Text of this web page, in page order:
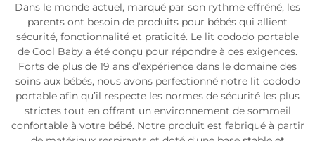
Dans le monde actuel, marqué par son rythme effréné, les
parents ont besoin de produits pour bébés qui allient
sécurité, fonctionnalité et praticité. Le lit cododo portable
de Cool Baby a été conçu pour répondre à ces exigences.
Forts de plus de 19 ans d’expérience dans le domaine des
soins aux bébés, nous avons perfectionné notre lit cododo
portable afin qu’il respecte les normes de sécurité les plus
strictes tout en offrant un environnement de sommeil
confortable à votre bébé. Notre produit est fabriqué à partir